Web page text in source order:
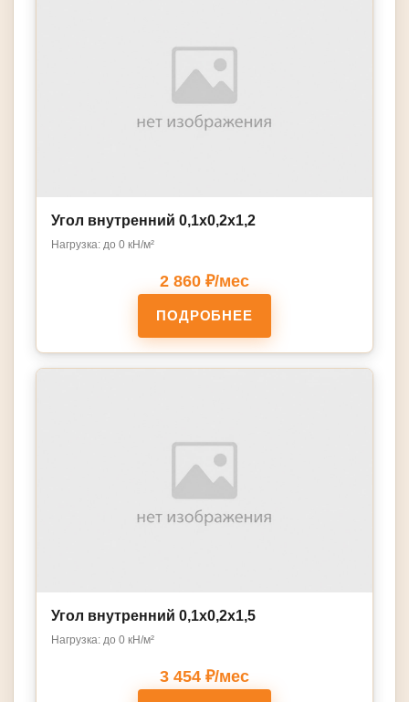
Угол внутренний 0,1х0,2х1,2
Нагрузка: до 0 кН/м²
2 860 ₽/мес
ПОДРОБНЕЕ
Угол внутренний 0,1х0,2х1,5
Нагрузка: до 0 кН/м²
3 454 ₽/мес